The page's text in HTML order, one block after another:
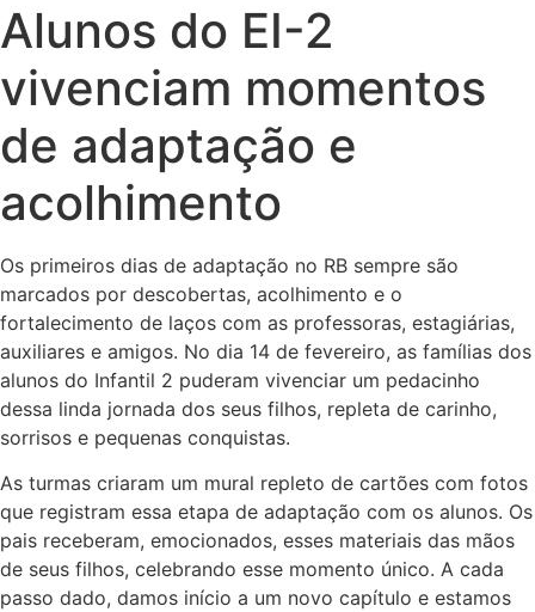
Alunos do EI-2
vivenciam momentos
de adaptação e
acolhimento
Os primeiros dias de adaptação no RB sempre são
marcados por descobertas, acolhimento e o
fortalecimento de laços com as professoras, estagiárias,
auxiliares e amigos. No dia 14 de fevereiro, as famílias dos
alunos do Infantil 2 puderam vivenciar um pedacinho
dessa linda jornada dos seus filhos, repleta de carinho,
sorrisos e pequenas conquistas.
As turmas criaram um mural repleto de cartões com fotos
que registram essa etapa de adaptação com os alunos. Os
pais receberam, emocionados, esses materiais das mãos
de seus filhos, celebrando esse momento único. A cada
passo dado, damos início a um novo capítulo e estamos